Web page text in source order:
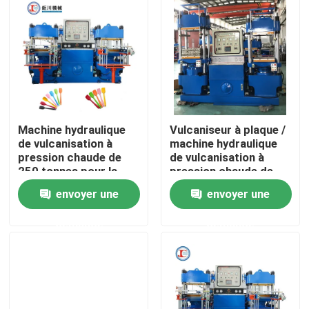
A propos de nous
Visite d'usine
Contrôle de la qualité
Contact
Machine hydraulique
de vulcanisation à
pression chaude de
250 tonnes pour la
fabrication
d'ustensiles de cuisine
envoyer une
Vulcaniseur à plaque /
machine hydraulique
de vulcanisation à
pression chaude de
250 tonnes pour la
fabrication de
produits automobiles
envoyer une